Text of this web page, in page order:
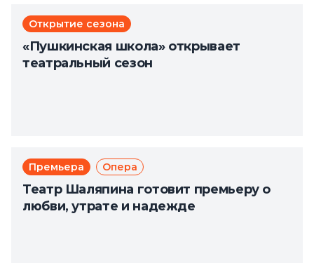
Открытие сезона
«Пушкинская школа» открывает
театральный сезон
Премьера Опера
Театр Шаляпина готовит премьеру о
любви, утрате и надежде